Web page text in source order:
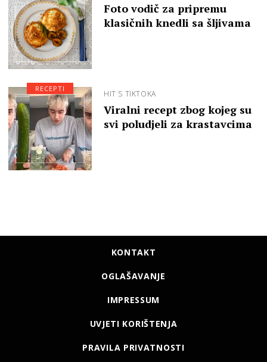
Foto vodič za pripremu
klasičnih knedli sa šljivama
HIT S TIKTOKA
Viralni recept zbog kojeg su
svi poludjeli za krastavcima
RECEPTI
KONTAKT
OGLAŠAVANJE
IMPRESSUM
UVJETI KORIŠTENJA
PRAVILA PRIVATNOSTI